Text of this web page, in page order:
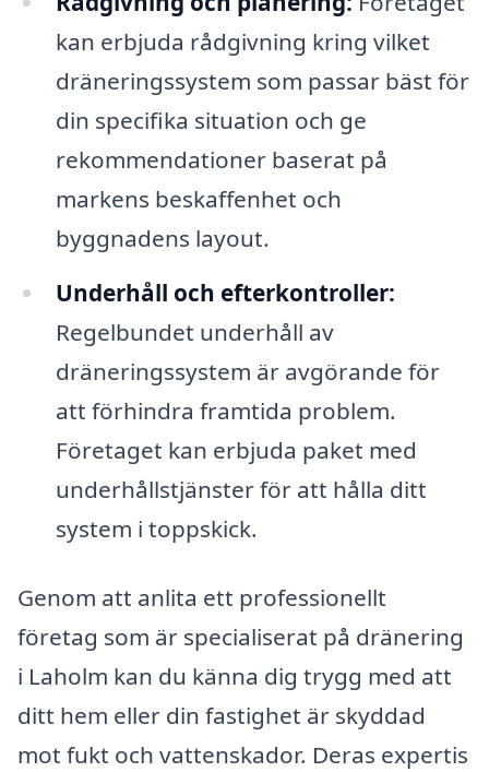
kan erbjuda rådgivning kring vilket
dräneringssystem som passar bäst för
din specifika situation och ge
rekommendationer baserat på
markens beskaffenhet och
byggnadens layout.
Underhåll och efterkontroller:
Regelbundet underhåll av
dräneringssystem är avgörande för
att förhindra framtida problem.
Företaget kan erbjuda paket med
underhållstjänster för att hålla ditt
system i toppskick.
Genom att anlita ett professionellt
företag som är specialiserat på dränering
i Laholm kan du känna dig trygg med att
ditt hem eller din fastighet är skyddad
mot fukt och vattenskador. Deras expertis